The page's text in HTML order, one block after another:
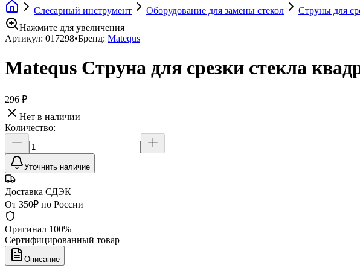
Слесарный инструмент Оборудование для замены стекол Струны для
Нажмите для увеличения
Артикул: 017298•Бренд: Matequs
Matequs Струна для срезки стекла
296 ₽
Нет в наличии
Количество:
Уточнить наличие
Доставка СДЭК
От 350₽ по России
Оригинал 100%
Сертифицированный товар
Описание